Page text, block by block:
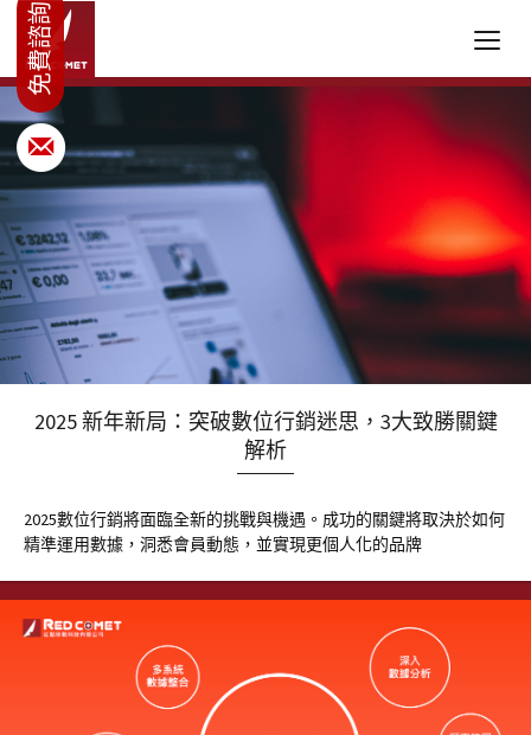
2025 新年新局：突破數位行銷迷思，3大致勝關鍵
解析
2025數位行銷將面臨全新的挑戰與機遇。成功的關鍵將取決於如何
精準運用數據，洞悉會員動態，並實現更個人化的品牌